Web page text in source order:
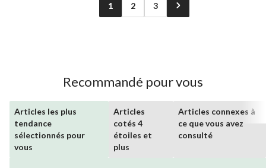
1 2 3
Recommandé pour vous
Articles les plus
tendance
sélectionnés pour
vous
Articles
cotés 4
étoiles et
plus
Articles connexes à
ce que vous avez
consulté